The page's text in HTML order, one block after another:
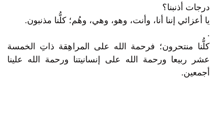
درجات أذنبنا؟
يا أعزائي إننا أنا، وأنت، وهو، وهي، وهُم؛ كلُّنا مذنبون.
.
كلُّنا منتحرون؛ فرحمة الله على المراهِقة ذاتِ الخمسة
عشر ربيعا ورحمة الله على إنسانيتنا ورحمة الله علينا
أجمعين.